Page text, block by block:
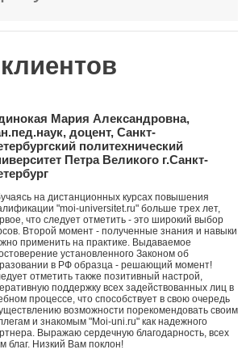
Мария Александровна,
доцент, Санкт-
политехнический
Петра Великого г.Санкт-
на дистанционных курсах повышения
"moi-universitet.ru" больше трех лет,
что следует отметить - это широкий выбор
Второй момент - полученные знания и навыки
применить на практике. Выдаваемое
установленного Законом об
в РФ образца - решающий момент!
отметить также позитивный настрой,
поддержку всех задействованных лиц в
процессе, что способствует в свою очередь
возможности порекомендовать своим
и знакомым "Moi-uni.ru" как надежного
Выражаю сердечную благодарность, всех
благ. Низкий Вам поклон!